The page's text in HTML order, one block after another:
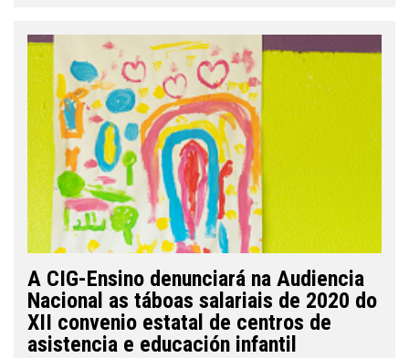
A CIG-Ensino denunciará na Audiencia
Nacional as táboas salariais de 2020 do
XII convenio estatal de centros de
asistencia e educación infantil